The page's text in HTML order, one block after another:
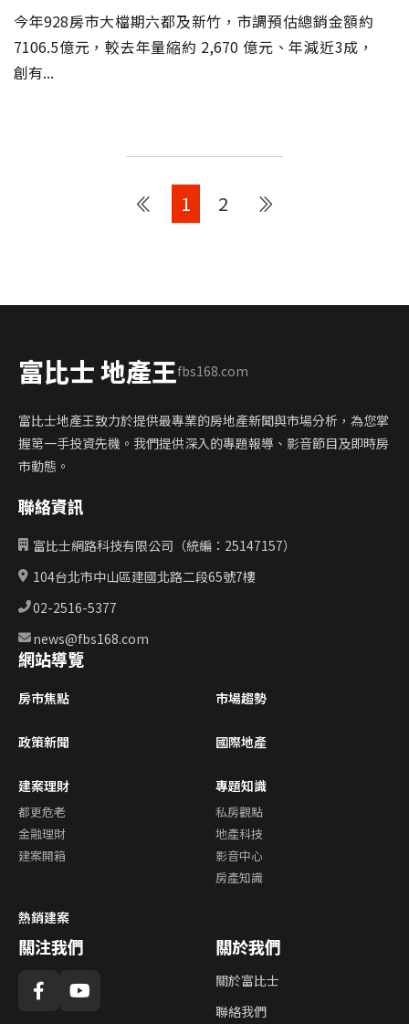
今年928房市大檔期六都及新竹，市調預估總銷金額約
7106.5億元，較去年量縮約 2,670 億元、年減近3成，
創有...
1 2
富比士 地產王fbs168.com
富比士地產王致力於提供最專業的房地產新聞與市場分析，為您掌
握第一手投資先機。我們提供深入的專題報導、影音節目及即時房
市動態。
聯絡資訊
富比士網路科技有限公司（統編：25147157）
104台北市中山區建國北路二段65號7樓
02-2516-5377
news@fbs168.com
網站導覽
房市焦點 市場趨勢
政策新聞 國際地產
建案理財
都更危老
金融理財
建案開箱
專題知識
私房觀點
地產科技
影音中心
房產知識
熱銷建案
關注我們 關於我們
關於富比士
聯絡我們